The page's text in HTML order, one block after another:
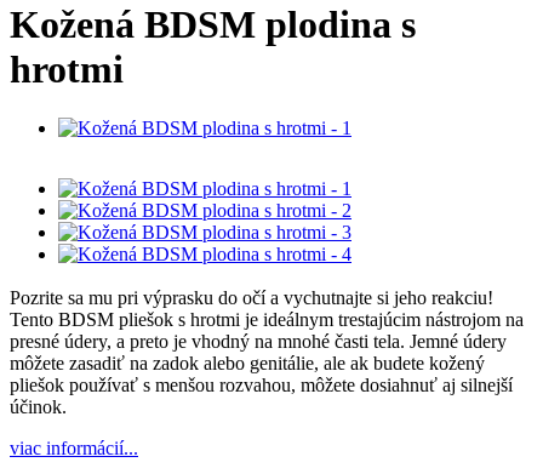
Kožená BDSM plodina s
hrotmi
Pozrite sa mu pri výprasku do očí a vychutnajte si jeho reakciu!
Tento BDSM pliešok s hrotmi je ideálnym trestajúcim nástrojom na
presné údery, a preto je vhodný na mnohé časti tela. Jemné údery
môžete zasadiť na zadok alebo genitálie, ale ak budete kožený
pliešok používať s menšou rozvahou, môžete dosiahnuť aj silnejší
účinok.
viac informácií...